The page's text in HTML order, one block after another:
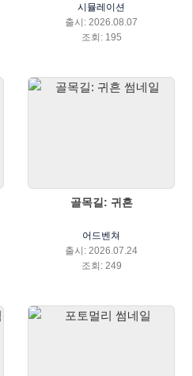
시뮬레이션
출시: 2026.08.07
조회: 195
골목길: 귀흔
어드벤쳐
출시: 2026.07.24
조회: 249